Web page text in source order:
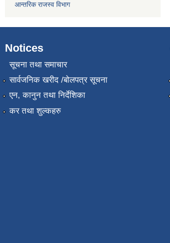
आन्तरिक राजस्व विभाग
Notices
सूचना तथा समाचार
सार्वजनिक खरीद /बोलपत्र सूचना
एन, कानुन तथा निर्देशिका
कर तथा शुल्कहरु